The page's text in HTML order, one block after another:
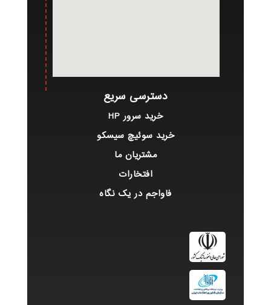
دسترسی سریع
خرید سرور HP
خرید سوئیچ سیسکو
مشتریان ما
افتخارات
فاواجم در یک نگاه